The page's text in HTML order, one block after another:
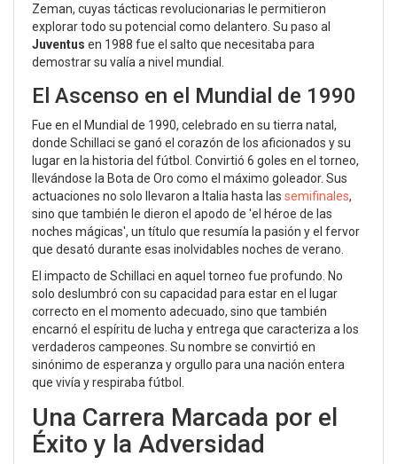
Zeman, cuyas tácticas revolucionarias le permitieron
explorar todo su potencial como delantero. Su paso al
Juventus en 1988 fue el salto que necesitaba para
demostrar su valía a nivel mundial.
El Ascenso en el Mundial de 1990
Fue en el Mundial de 1990, celebrado en su tierra natal,
donde Schillaci se ganó el corazón de los aficionados y su
lugar en la historia del fútbol. Convirtió 6 goles en el torneo,
llevándose la Bota de Oro como el máximo goleador. Sus
actuaciones no solo llevaron a Italia hasta las semifinales,
sino que también le dieron el apodo de 'el héroe de las
noches mágicas', un título que resumía la pasión y el fervor
que desató durante esas inolvidables noches de verano.
El impacto de Schillaci en aquel torneo fue profundo. No
solo deslumbró con su capacidad para estar en el lugar
correcto en el momento adecuado, sino que también
encarnó el espíritu de lucha y entrega que caracteriza a los
verdaderos campeones. Su nombre se convirtió en
sinónimo de esperanza y orgullo para una nación entera
que vivía y respiraba fútbol.
Una Carrera Marcada por el
Éxito y la Adversidad